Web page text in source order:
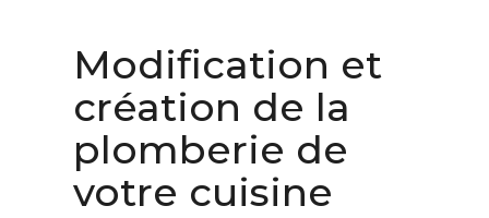
Modification et
création de la
plomberie de
votre cuisine